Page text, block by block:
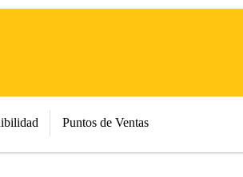
Puntos de Ventas